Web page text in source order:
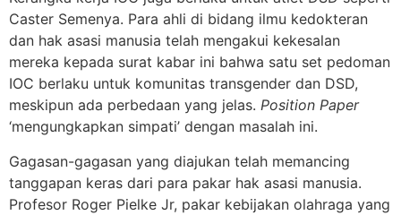
Caster Semenya. Para ahli di bidang ilmu kedokteran
dan hak asasi manusia telah mengakui kekesalan
mereka kepada surat kabar ini bahwa satu set pedoman
IOC berlaku untuk komunitas transgender dan DSD,
meskipun ada perbedaan yang jelas. Position Paper
‘mengungkapkan simpati’ dengan masalah ini.
Gagasan-gagasan yang diajukan telah memancing
tanggapan keras dari para pakar hak asasi manusia.
Profesor Roger Pielke Jr, pakar kebijakan olahraga yang